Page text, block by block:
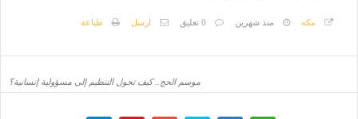
مكه منذ شهرين 0 تعليق ارسل طباعة
موسم الحج.. كيف تحول التنظيم إلى مسؤولية إنسانية؟